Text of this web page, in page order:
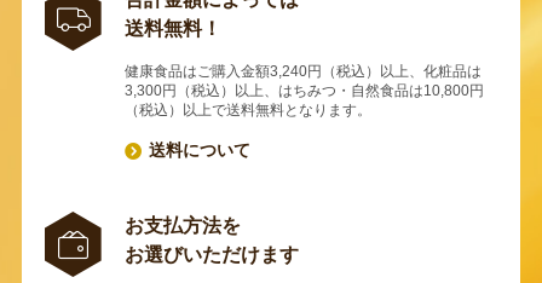
送料無料！
健康食品はご購入金額3,240円（税込）以上、化粧品は
3,300円（税込）以上、はちみつ・自然食品は10,800円
（税込）以上で送料無料となります。
送料について
お支払方法を
お選びいただけます